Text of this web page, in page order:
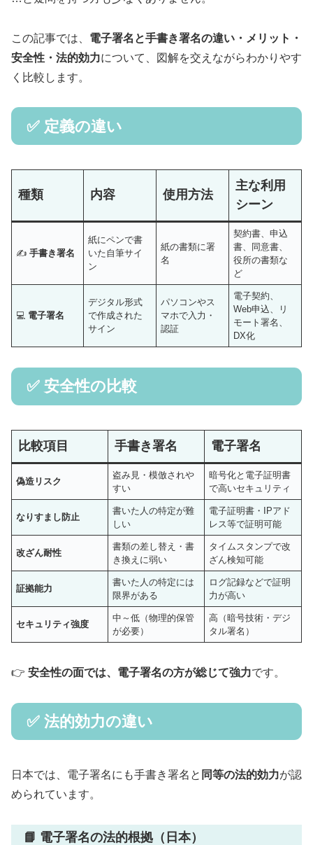
この記事では、 電子署名と手書き署名の違い・メリット・
安全性・法的効力について、図解を交えながらわかりやす
く比較します。
✅ 定義の違い
種類 内容 使用方法
主な利用
シーン
✍手書き署名
紙にペンで書
いた自筆サイ
ン
紙の書類に署
名
契約書、申込
書、同意書、
役所の書類な
ど
💻 電子署名
デジタル形式
で作成された
サイン
パソコンやス
マホで入力・
認証
電子契約、
Web申込、リ
モート署名、
DX化
✅ 安全性の比較
比較項目 手書き署名 電子署名
偽造リスク
盗み見・模倣されや
すい
暗号化と電子証明書
で高いセキュリティ
なりすまし防止
書いた人の特定が難
しい
電子証明書・IPアド
レス等で証明可能
改ざん耐性
書類の差し替え・書
き換えに弱い
タイムスタンプで改
ざん検知可能
証拠能力
書いた人の特定には
限界がある
ログ記録などで証明
力が高い
セキュリティ強度
中～低（物理的保管
が必要）
高（暗号技術・デジ
タル署名）
👉 安全性の面では、電子署名の方が総じて強力です。
✅ 法的効力の違い
日本では、電子署名にも手書き署名と 同等の法的効力が認
められています。
📘 電子署名の法的根拠（日本）